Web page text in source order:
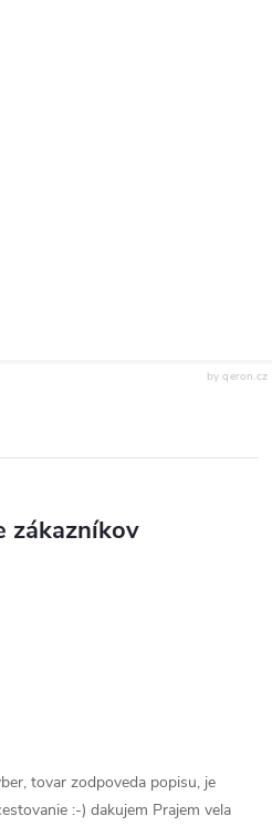
by qeron.cz
zákazníkov
tovar zodpoveda popisu, je
:-) dakujem Prajem vela